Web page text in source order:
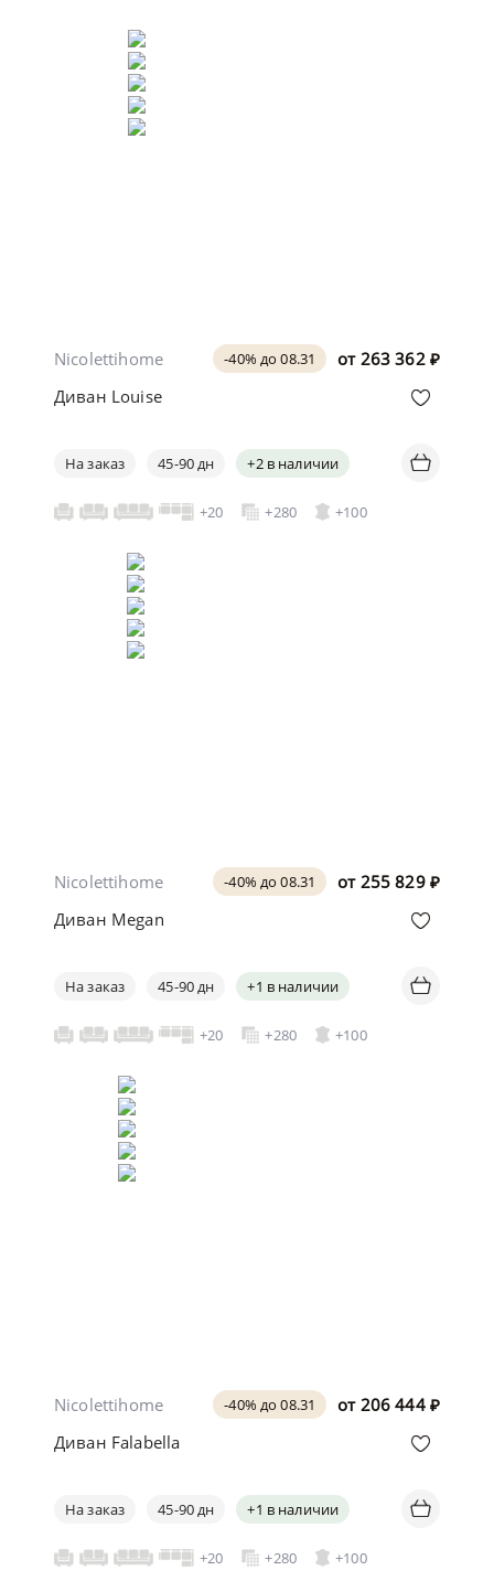
от 263 362 ₽
-40% до 08.31
Nicolettihome
Диван Louise
На заказ 45-90 дн +2 в наличии
+20 +280 +100
от 255 829 ₽
-40% до 08.31
Nicolettihome
Диван Megan
На заказ 45-90 дн +1 в наличии
+20 +280 +100
от 206 444 ₽
-40% до 08.31
Nicolettihome
Диван Falabella
На заказ 45-90 дн +1 в наличии
+20 +280 +100